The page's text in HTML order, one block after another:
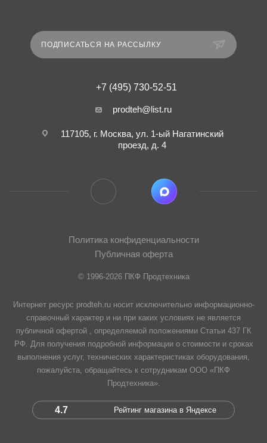
ПОДПИСАТЬСЯ НА РАССЫЛКУ
+7 (495) 730-52-51
prodteh@list.ru
117105, г. Москва, ул. 1-ый Нагатинский
проезд, д. 4
Политика конфиденциальности
Публичная оферта
© 1996-2026 ПКФ Продтехника
Интернет ресурс prodteh.ru носит исключительно информационно-
справочный характер и ни при каких условиях не является
публичной офертой , определяемой положениями Статьи 437 ГК
РФ. Для получения подробной информации о стоимости и сроках
выполнения услуг, технических характеристиках оборудования,
пожалуйста, обращайтесь к сотрудникам ООО «ПКФ
Продтехника».
4.7 Рейтинг магазина в Яндексе